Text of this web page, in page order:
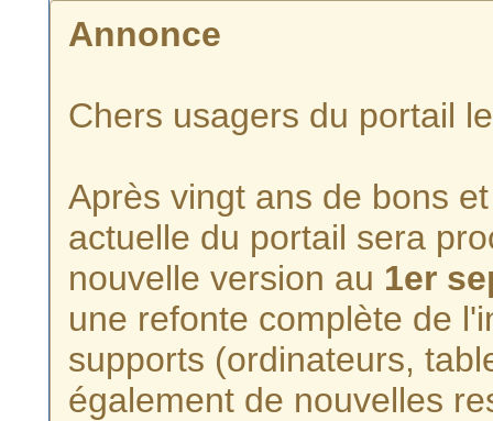
Annonce
Chers usagers du portail
Après vingt ans de bons
actuelle du portail sera
nouvelle version au 1er
une refonte complète de
supports (ordinateurs,
également de nouvelles